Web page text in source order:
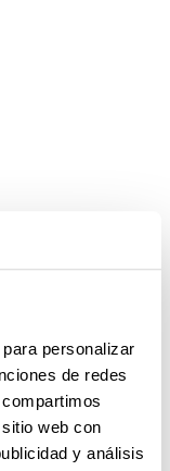
personalizar
de redes
web con
y análisis